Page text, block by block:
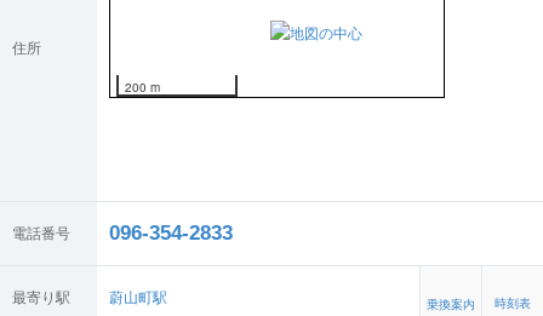
住所
200 m
電話番号 096-354-2833
最寄り駅 蔚山町駅 乗換案内 時刻表